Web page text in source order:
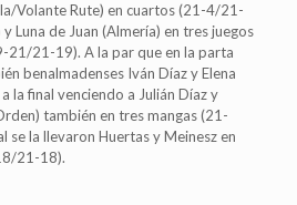
Volante Rute) en cuartos (21-4/21-
Luna de Juan (Almería) en tres juegos
21/21-19). A la par que en la parta
benalmadenses Iván Díaz y Elena
la final venciendo a Julián Díaz y
también en tres mangas (21-
la llevaron Huertas y Meinesz en
21-18).